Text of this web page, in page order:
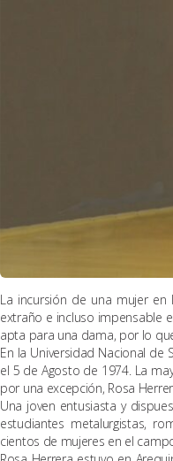
La incursión de una mujer en
extraño e incluso impensable
apta para una dama, por lo
En la Universidad Nacional de
el 5 de Agosto de 1974. La
por una excepción, Rosa
Una joven entusiasta y
estudiantes metalurgistas,
cientos de mujeres en el